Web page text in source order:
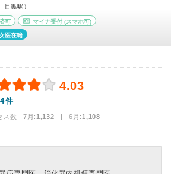
目黒駅）
可 マイナ受付 (スマホ可)
医在籍
4.03
件
ス数 7月:1,132 | 6月:1,108